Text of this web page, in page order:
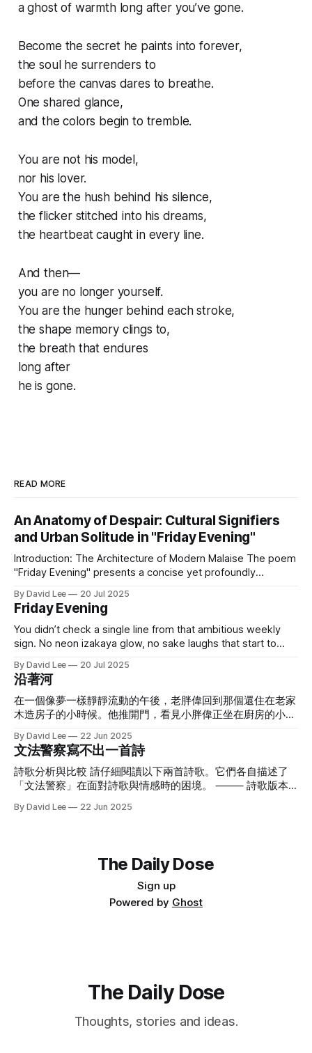
a ghost of warmth long after you’ve gone.
Become the secret he paints into forever,
the soul he surrenders to
before the canvas dares to breathe.
One shared glance,
and the colors begin to tremble.
You are not his model,
nor his lover.
You are the hush behind his silence,
the flicker stitched into his dreams,
the heartbeat caught in every line.
And then—
you are no longer yourself.
You are the hunger behind each stroke,
the shape memory clings to,
the breath that endures
long after
he is gone.
READ MORE
An Anatomy of Despair: Cultural Signifiers
and Urban Solitude in "Friday Evening"
Introduction: The Architecture of Modern Malaise The poem
"Friday Evening" presents a concise yet profoundly
emotional force is not generated by overt declarations of
sadness but rather through a meticulously constructed
narrative of negation. The poem achieves its depth by
deploying
By David Lee 20 Jul 2025
Friday Evening
You didn’t check a single line from that ambitious weekly
sign. No neon izakaya glow, no sake laughs that start to
most breathless ride. The air is stale, the silence thick, your
thoughts feel loud, your watch won’
By David Lee 20 Jul 2025
沿著河
在一個像夢一樣靜靜流動的午後，老胖偉回到那個還住在老家
木造房子的小時候。他推開門，看見小胖偉正坐在廚房的小板
提著一個木盒子走進來，身上還有點旅行的陽光味道。「來，
今天我們吃特別的。」 「什麼是蝦仁酪梨壽司捲？」小胖偉
瞪大眼睛，看著老胖偉熟練地鋪開海苔、壓上醋飯，接著放上
甜甜的蝦仁、軟滑的酪梨，再捲成一條圓滾滾的壽司卷。
邊說，「你會喜歡的，因為你本來就喜歡所有圓圓、QQ的東
海，可以怎麼走？」 老胖偉想了想，說：「地上的溪流啊，
大多最後都會流進海裡。所以想找海邊，順著溪流走，方向通
By David Lee 22 Jun 2025
文法警察寫不出一首詩
詩歌分析與比較 請仔細閱讀以下兩首詩歌。它們各自描述了
「文法警察」在面對詩歌與情感時的困境。 ⸻ 詩歌版本
喻一開口就超速， 副詞太黏，情緒被整盤拖走， 愛是私生的
完成筆錄。 拒絕配合調查， 不願簽下格式化的感情供詞。 帶
著紅筆走進夜裡， 改正錯字，改不動那段沉默的記憶。 語法
書的邊角捲起，像沒說完的話， 把情感分類歸檔，卻始終找
不到「妳」的標籤。 天要亮的時候，對著捏皺了空白的訴
狀， 牢騷著：「這個需要備份。」 長嘆一口氣，彷彿永遠。
By David Lee 22 Jun 2025
The Daily Dose
Sign up
Powered by Ghost
The Daily Dose
Thoughts, stories and ideas.